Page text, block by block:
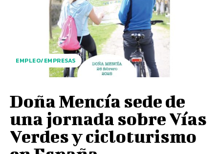
EMPLEO/EMPRESAS
Doña Mencía sede de
una jornada sobre Vías
Verdes y cicloturismo